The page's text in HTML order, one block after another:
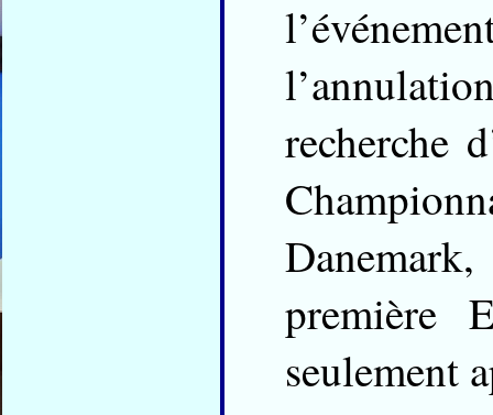
recherche
première
seulement